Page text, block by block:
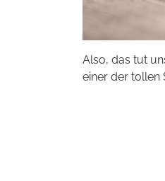
Also, das tut
einer der tollen